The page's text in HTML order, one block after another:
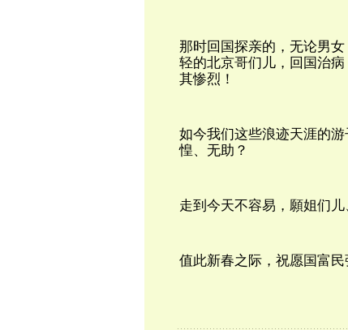
那时回国探亲的，无论男
轻的北京哥们儿，回国治
其惨烈！
如今我们这些浪迹天涯的
惶、无助？
走到今天不容易，願姐们
值此新春之际，祝愿国富